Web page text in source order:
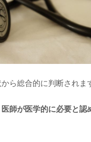
ら総合的に判断されま
医師が医学的に必要と認